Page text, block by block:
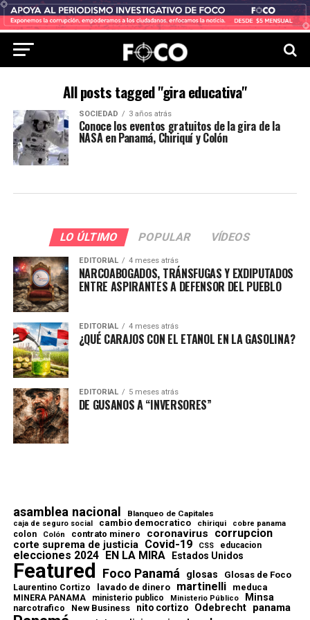
All posts tagged "gira educativa"
SOCIEDAD 3 años atrás
Conoce los eventos gratuitos de la gira de la
NASA en Panamá, Chiriquí y Colón
LO ÚLTIMO POPULAR VÍDEOS
EDITORIAL 4 meses atrás
NARCOABOGADOS, TRÁNSFUGAS Y EXDIPUTADOS
ENTRE ASPIRANTES A DEFENSOR DEL PUEBLO
EDITORIAL 4 meses atrás
¿QUÉ CARAJOS CON EL ETANOL EN LA GASOLINA?
EDITORIAL 5 meses atrás
DE GUSANOS A “INVERSORES”
asamblea nacional Blanqueo de Capitales
caja de seguro social cambio democratico chiriqui cobre panama
colon Colón contrato minero coronavirus corrupcion
corte suprema de justicia Covid-19 CSS educacion
elecciones 2024 EN LA MIRA Estados Unidos
Featured Foco Panamá glosas Glosas de Foco
Laurentino Cortizo lavado de dinero martinelli meduca
MINERA PANAMA ministerio publico Ministerio Público Minsa
narcotrafico New Business nito cortizo Odebrecht panama